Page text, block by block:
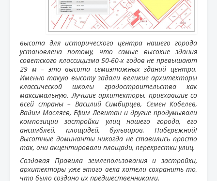
высота для исторического центра нашего города
установлена потому, что самые высокие здания
советского классицизма 50-60-х годов не превышают
29 м – это высота семиэтажных зданий центра.
Именно такую высоту задали великие архитекторы
классической школы градостроительства как
максимальную. Лучшие архитекторы, приехавшие со
всей страны – Василий Симбирцев, Семен Кобелев,
Вадим Масляев, Ефим Левитан и другие продумывали
композиции застройки улиц нашего города, его
ансамблей, площадей, бульваров, Набережной!
Высотные доминанты никогда не ставились просто
так, они акцентировали площади, перекрестки улиц.
Создавая Правила землепользования и застройки,
архитекторы уже этого века хотели сохранить то,
что было создано их предшественниками.